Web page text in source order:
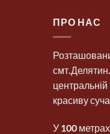
ПРО НАС
красиву
У 100 метрах